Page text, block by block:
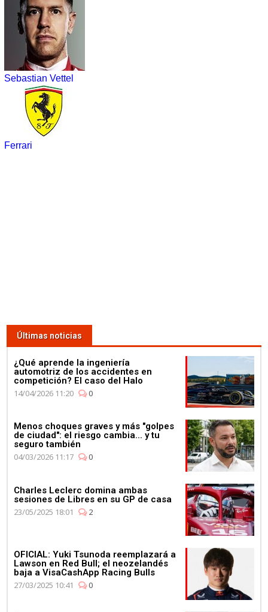
Sebastian Vettel
Ferrari
Últimas noticias
¿Qué aprende la ingeniería
automotriz de los accidentes en
competición? El caso del Halo
14/04/2026 11:20
0
Menos choques graves y más "golpes
de ciudad": el riesgo cambia... y tu
seguro también
04/03/2026 11:17
0
Charles Leclerc domina ambas
sesiones de Libres en su GP de casa
23/05/2025 18:01
2
OFICIAL: Yuki Tsunoda reemplazará a
Lawson en Red Bull; el neozelandés
baja a VisaCashApp Racing Bulls
27/03/2025 10:41
0